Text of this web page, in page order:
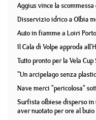
Aggius vince la
Disservizio idrico a Olbia
Auto in fiamme a Loiri
Il Cala di Volpe approda
Tutto pronto per la Vela
"Un arcipelago senza
Nave merci "pericolosa"
Surfista olbiese disperso in
aver nuotato per ore al buio